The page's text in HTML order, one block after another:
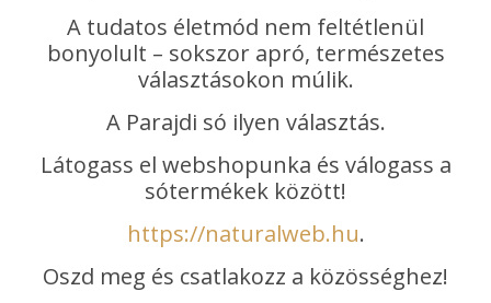
A tudatos életmód nem feltétlenül
bonyolult – sokszor apró, természetes
választásokon múlik.
A Parajdi só ilyen választás.
Látogass el webshopunka és válogass a
sótermékek között!
https://naturalweb.hu.
Oszd meg és csatlakozz a közösséghez!